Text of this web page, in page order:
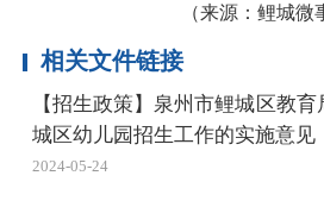
（来源：鲤城微
相关文件链接
【招生政策】泉州市鲤城区教
城区幼儿园招生工作的实施意见
2024-05-24